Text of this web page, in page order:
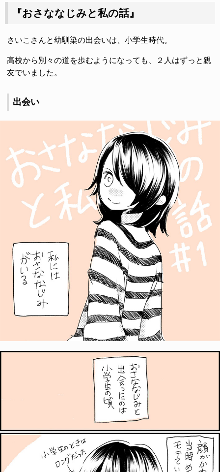
『おさななじみと私の話』
さいこさんと幼馴染の出会いは、小学生時代。
高校から別々の道を歩むようになっても、２人はずっと親
友でいました。
出会い